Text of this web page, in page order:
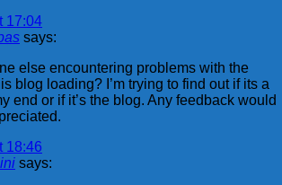
17:04
says:
else encountering problems with the
blog loading? I’m trying to find out if its a
end or if it’s the blog. Any feedback would
18:46
says: